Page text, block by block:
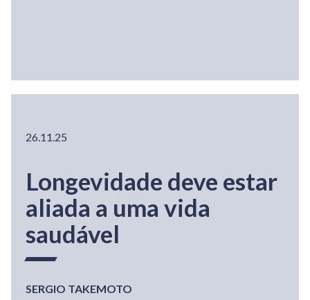
26.11.25
Longevidade deve estar
aliada a uma vida
saudável
SERGIO TAKEMOTO